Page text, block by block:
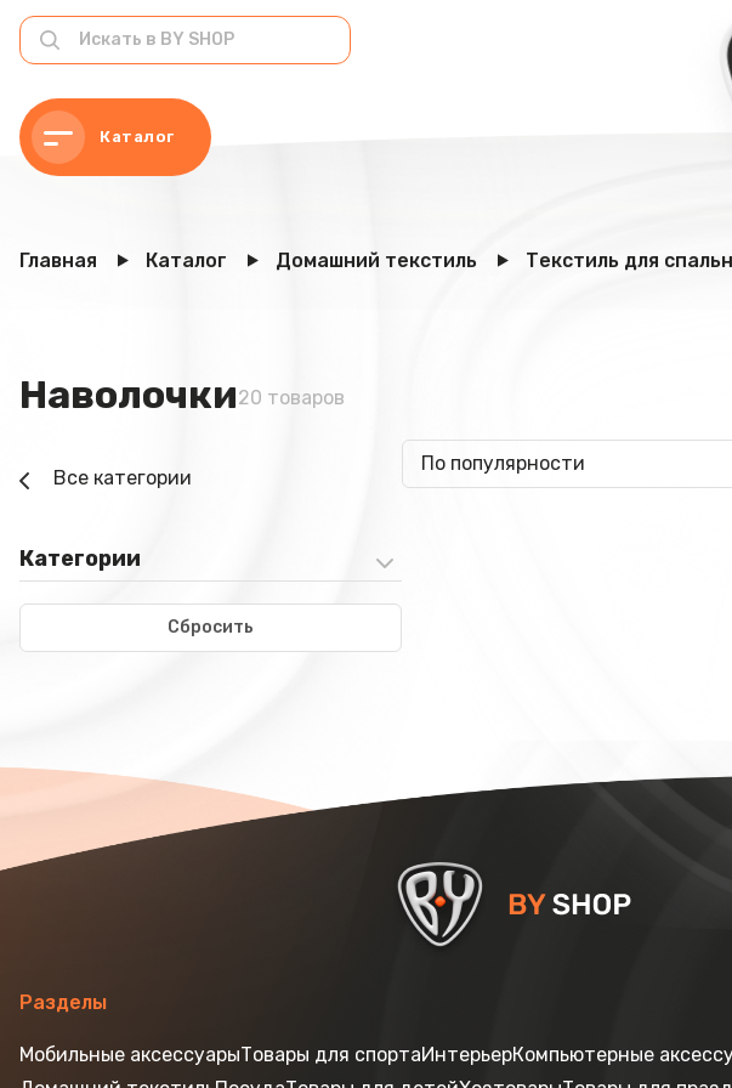
Каталог
Главная Каталог Домашний текстиль Текстиль для
Наволочки20 товаров
Все категории
Категории
Сбросить
По популярности
Разделы
Мобильные аксессуарыТовары для спортаИнтерьерКомпьютерные